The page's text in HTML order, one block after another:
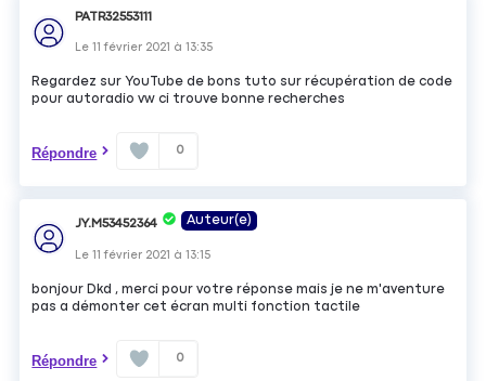
PATR32553111
Le11 février 2021 à13:35
Regardez sur YouTube de bons tuto sur récupération de code
pour autoradio vw ci trouve bonne recherches
Répondre 0
JY.M53452364 Auteur(e)
Le11 février 2021 à13:15
bonjour Dkd , merci pour votre réponse mais je ne m'aventure
pas a démonter cet écran multi fonction tactile
Répondre 0